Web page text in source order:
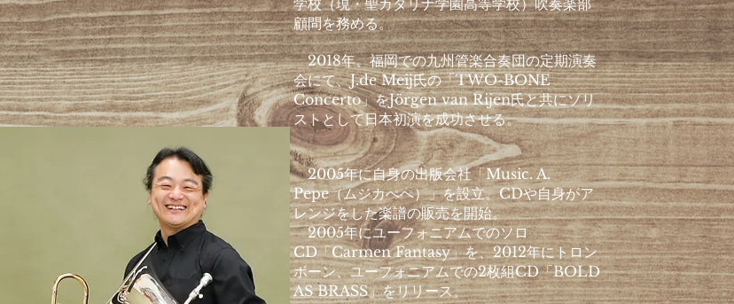
学校（現・聖カタリナ学園高等学校）吹奏楽部
顧問を務める。
2018年、福岡での九州管楽合奏団の定期演奏
会にて、J.de Meij氏の「TWO-BONE
Concerto」をJörgen van Rijen氏と共にソリ
ストとして日本初演を成功させる。
2005年に自身の出版会社「Music. A.
Pepe（ムジカぺぺ）」を設立。CDや自身がア
レンジをした楽譜の販売を開始。
2005年にユーフォニアムでのソロ
CD「Carmen Fantasy」を、2012年にトロン
ボーン、ユーフォニアムでの2枚組CD「BOLD
AS BRASS」をリリース。